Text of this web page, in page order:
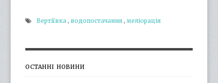
Вертіївка , водопостачання ,меліорація
ОСТАННІ НОВИНИ